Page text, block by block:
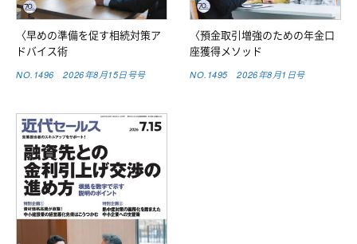
〈早めの準備を促す相続対策ア
ドバイス術
NO.1496 2026年8月15日号号
〈預金取引増強のための年金口
座獲得メソッド
NO.1495 2026年8月1日号